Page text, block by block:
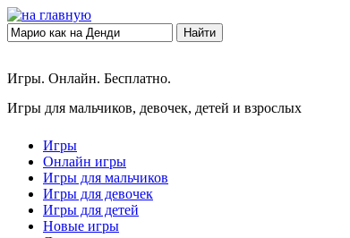
Найти
Игры. Онлайн. Бесплатно.
Игры для мальчиков, девочек, детей и взрослых
Игры
Онлайн игры
Игры для мальчиков
Игры для девочек
Игры для детей
Новые игры